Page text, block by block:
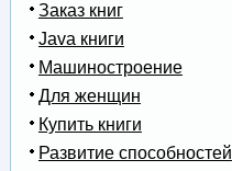
Заказ книг
Java книги
Машиностроение
Для женщин
Купить книги
Развитие способностей